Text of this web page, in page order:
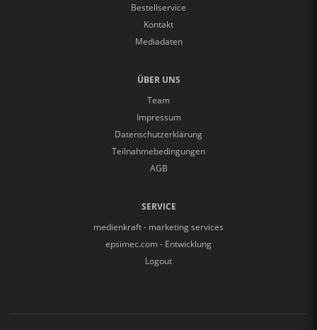
Bestellservice
Kontakt
Mediadaten
ÜBER UNS
Team
Impressum
Datenschutzerklärung
Teilnahmebedingungen
AGB
SERVICE
medienkraft - marketing services
epsimec.com - Entwicklung
Logout